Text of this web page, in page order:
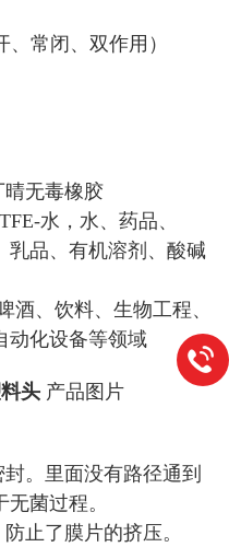
常闭、双作用）
晴无毒橡胶
水，水、药品、
乳品、有机溶剂、酸碱
酒、饮料、生物工程、
动化设备等领域
头 产品图片
。里面没有路径通到
菌过程。
止了膜片的挤压。